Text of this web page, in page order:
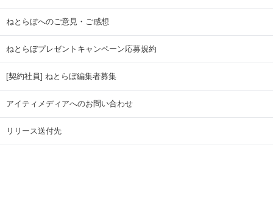
ねとらぼへのご意見・ご感想
ねとらぼプレゼントキャンペーン応募規約
[契約社員] ねとらぼ編集者募集
アイティメディアへのお問い合わせ
リリース送付先